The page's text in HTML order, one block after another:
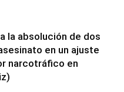
la absolución de dos
en un ajuste
narcotráfico en